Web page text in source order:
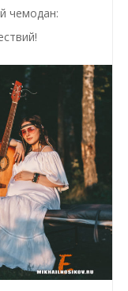
чемодан: